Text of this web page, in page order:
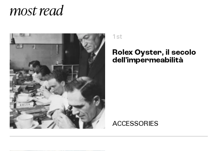
most read
1st
Rolex Oyster, il secolo
dell'impermeabilità
ACCESSORIES